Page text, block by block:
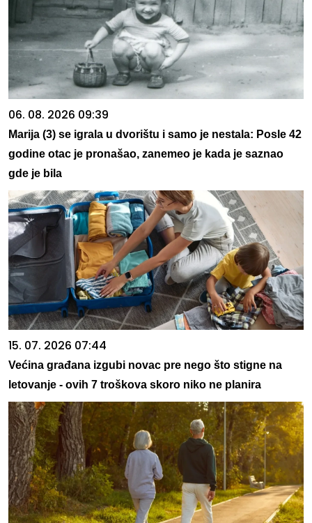
06. 08. 2026 09:39
Marija (3) se igrala u dvorištu i samo je nestala: Posle 42
godine otac je pronašao, zanemeo je kada je saznao
gde je bila
15. 07. 2026 07:44
Većina građana izgubi novac pre nego što stigne na
letovanje - ovih 7 troškova skoro niko ne planira